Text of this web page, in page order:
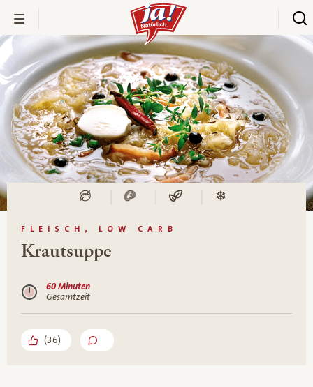
FLEISCH, LOW CARB
Krautsuppe
60 Minuten
Gesamtzeit
(36)